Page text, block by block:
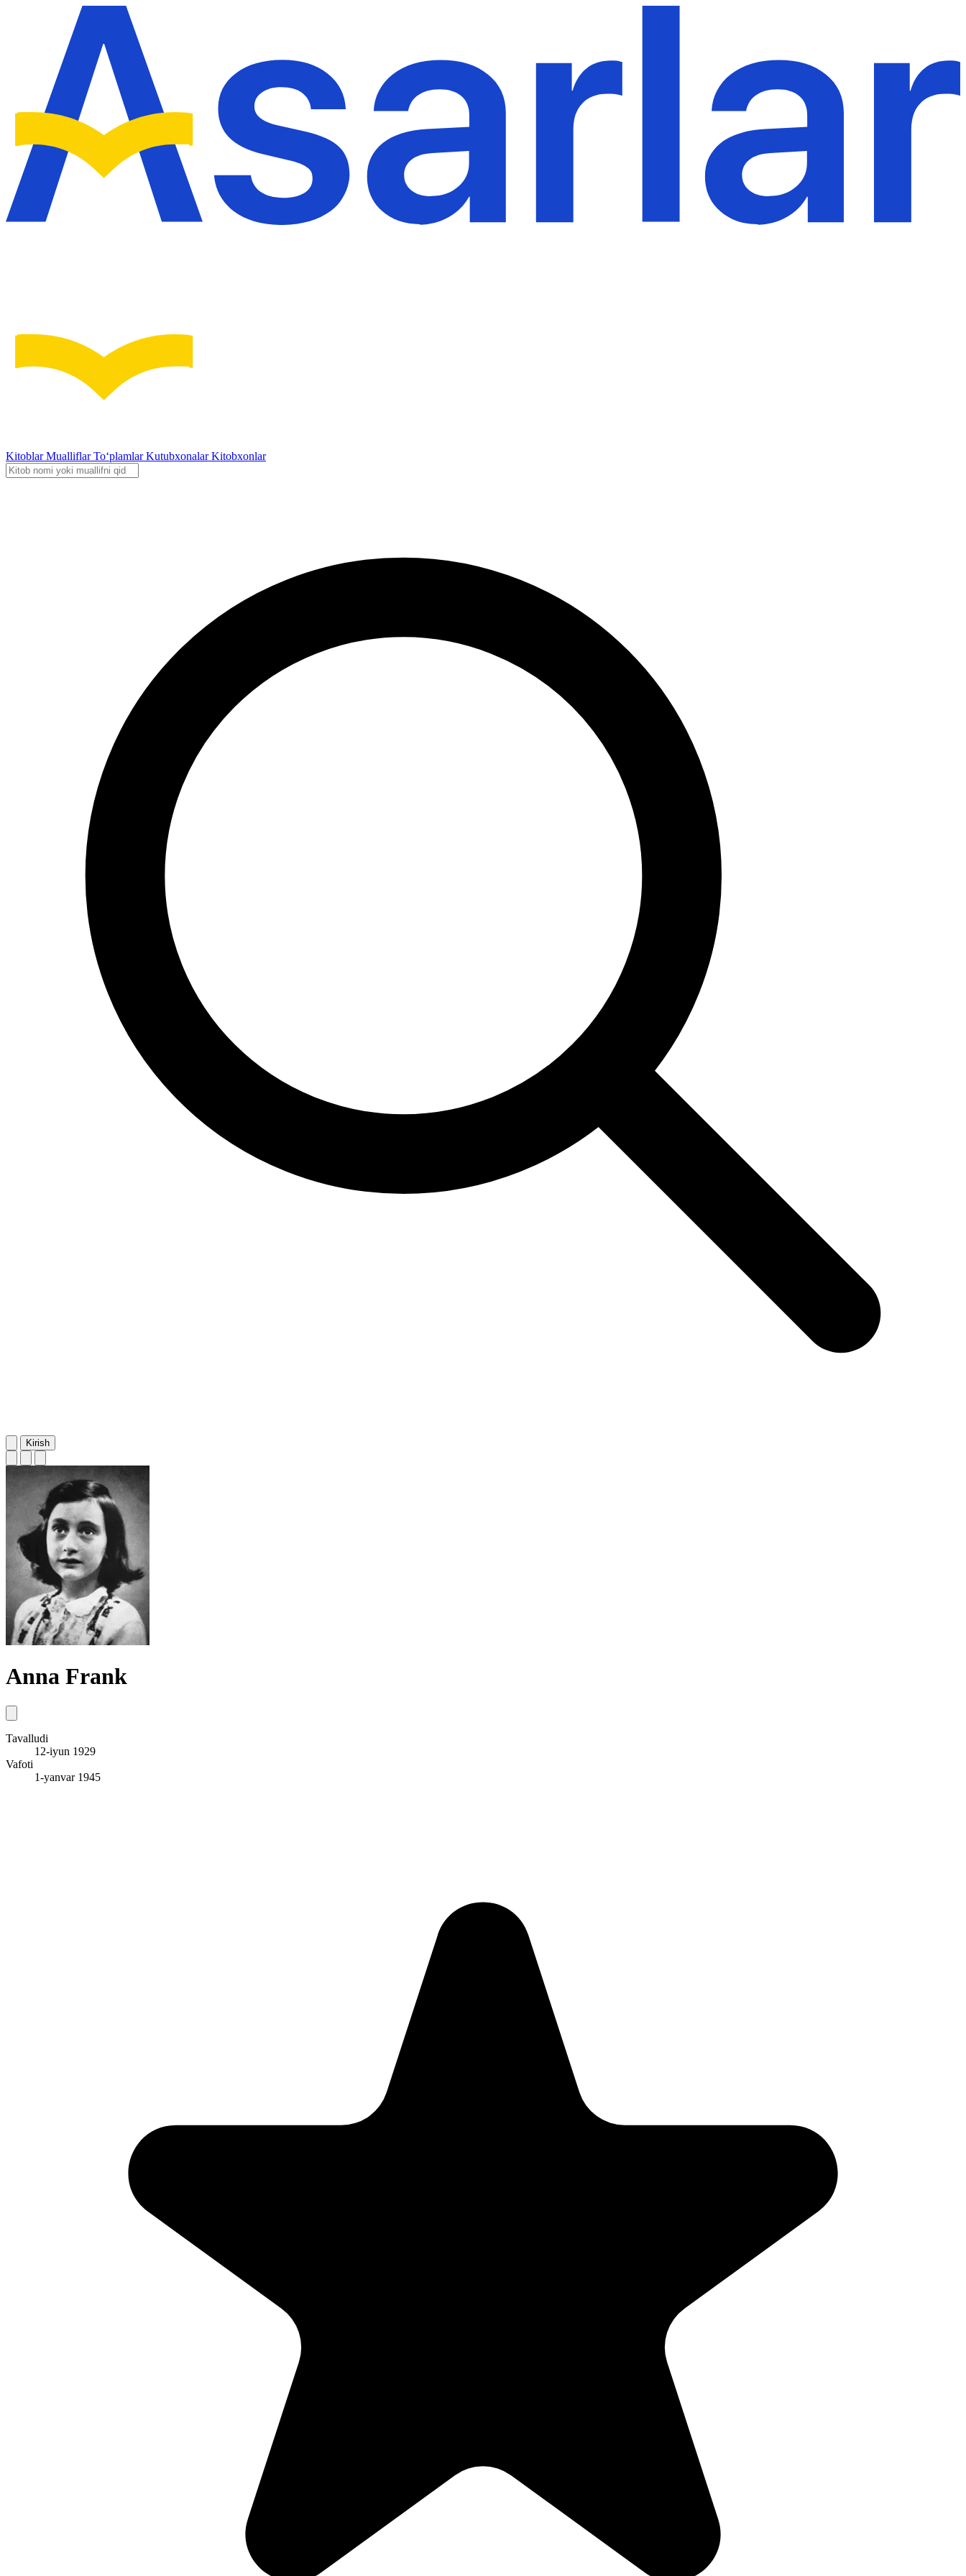
KitoblarMualliflarTo‘plamlarKutubxonalarKitobxonlar
Kirish
Anna Frank
Tavalludi
12-iyun 1929
Vafoti
1-yanvar 1945